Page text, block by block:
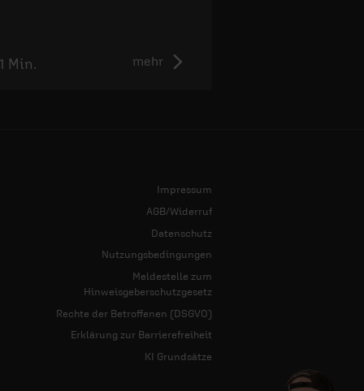
mehr
Min.
Impressum
AGB/Widerruf
Datenschutz
Nutzungsbedingungen
Meldestelle zum
Hinweisgeberschutzgesetz
Rechte der Betroffenen (DSGVO)
Erklärung zur Barrierefreiheit
KI Grundsätze